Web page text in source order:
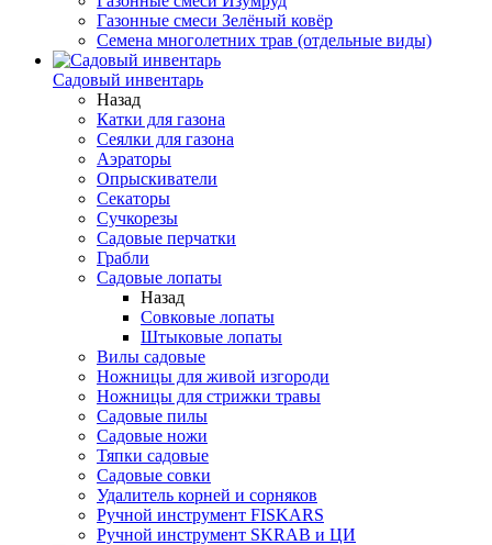
Газонные смеси Зелёный ковёр
Семена многолетних трав (отдельные виды)
Садовый инвентарь
Назад
Катки для газона
Сеялки для газона
Аэраторы
Опрыскиватели
Секаторы
Сучкорезы
Садовые перчатки
Грабли
Садовые лопаты
Назад
Совковые лопаты
Штыковые лопаты
Вилы садовые
Ножницы для живой изгороди
Ножницы для стрижки травы
Садовые пилы
Садовые ножи
Тяпки садовые
Садовые совки
Удалитель корней и сорняков
Ручной инструмент FISKARS
Ручной инструмент SKRAB и ЦИ